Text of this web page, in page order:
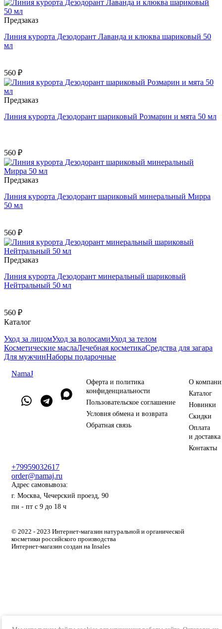
Предзаказ
Линия курорта Дезодорант Лаванда и клюква шариковый 50
мл
560 ₽
Предзаказ
Линия курорта Дезодорант шариковый Розмарин и мята 50 мл
560 ₽
Предзаказ
Линия курорта Дезодорант шариковый минеральный Мирра
50 мл
560 ₽
Предзаказ
Линия курорта Дезодорант минеральный шариковый
Нейтральный 50 мл
560 ₽
Каталог
Уход за лицомУход за волосамиУход за телом
Косметические маслаЛечебная косметикаСредства для загара
Для мужчинНаборы подарочные
NamaJ
Оферта и политика
конфиденциальности
Пользовательское соглашение
Условия обмена и возврата
Обратная связь
О
Каталог
Новинки
Скидки
Оплата
и доставка
Контакты
+79959032617
order@namaj.ru
Адрес самовывоза:
г. Москва, Чечерский проезд, 90
пн - пт с 9 до 18 ч
© 2022 - 2023 Интернет-магазин натуральной и органической
косметики российского производства
Интернет-магазин создан на Insales